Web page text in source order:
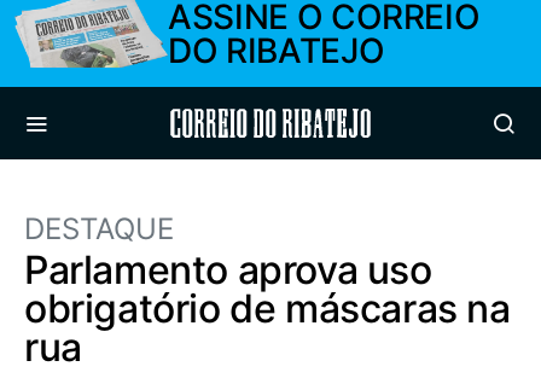
ASSINE O CORREIO
DO RIBATEJO
Correio do Ribatejo
DESTAQUE
Parlamento aprova uso
obrigatório de máscaras na
rua